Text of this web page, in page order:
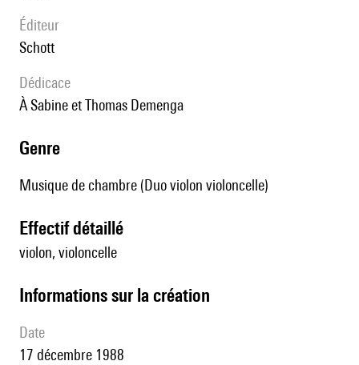
éditeur
Schott
Dédicace
à Sabine et Thomas Demenga
genre
Musique de chambre (Duo violon violoncelle)
effectif détaillé
violon, violoncelle
informations sur la création
date
17 décembre 1988